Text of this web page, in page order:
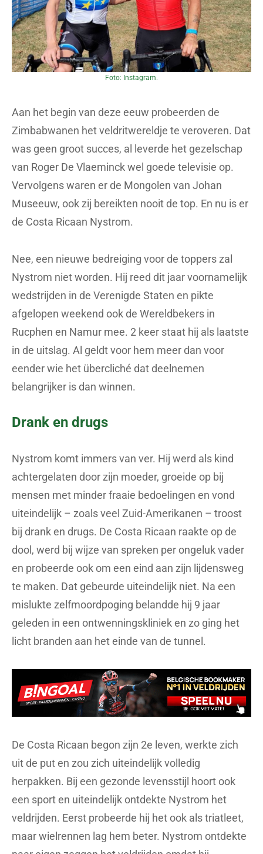
Foto: Instagram.
Aan het begin van deze eeuw probeerden de
Zimbabwanen het veldritwereldje te veroveren. Dat
was geen groot succes, al leverde het gezelschap
van Roger De Vlaeminck wel goede televisie op.
Vervolgens waren er de Mongolen van Johan
Museeuw, ook zij bereikten nooit de top. En nu is er
de Costa Ricaan Nystrom.
Nee, een nieuwe bedreiging voor de toppers zal
Nystrom niet worden. Hij reed dit jaar voornamelijk
wedstrijden in de Verenigde Staten en pikte
afgelopen weekend ook de Wereldbekers in
Rucphen en Namur mee. 2 keer staat hij als laatste
in de uitslag. Al geldt voor hem meer dan voor
eender wie het übercliché dat deelnemen
belangrijker is dan winnen.
Drank en drugs
Nystrom komt immers van ver. Hij werd als kind
achtergelaten door zijn moeder, groeide op bij
mensen met minder fraaie bedoelingen en vond
uiteindelijk – zoals veel Zuid-Amerikanen – troost
bij drank en drugs. De Costa Ricaan raakte op de
dool, werd bij wijze van spreken per ongeluk vader
en probeerde ook om een eind aan zijn lijdensweg
te maken. Dat gebeurde uiteindelijk niet. Na een
mislukte zelfmoordpoging belandde hij 9 jaar
geleden in een ontwenningskliniek en zo ging het
licht branden aan het einde van de tunnel.
De Costa Ricaan begon zijn 2e leven, werkte zich
uit de put en zou zich uiteindelijk volledig
herpakken. Bij een gezonde levensstijl hoort ook
een sport en uiteindelijk ontdekte Nystrom het
veldrijden. Eerst probeerde hij het ook als triatleet,
maar wielrennen lag hem beter. Nystrom ontdekte